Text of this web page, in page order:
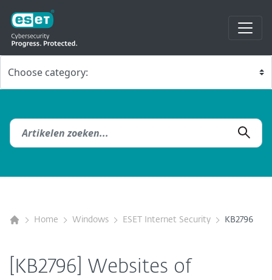
Home Windows ESET Internet Security KB2796
[KB2796] Websites of